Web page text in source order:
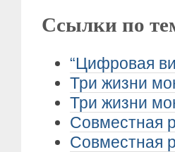
Ссылки по
“Цифровая
Три жизни
Три жизни
Совместная
Совместная